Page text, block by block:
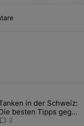
Artikel der letzten
den Verkauf von WM-
mit dem Titel
in der Schweiz:
besten Tipps gegen
teuren Sprit
2